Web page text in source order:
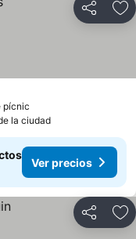
Compartir
pícnic
la ciudad
Ver precios
Compartir